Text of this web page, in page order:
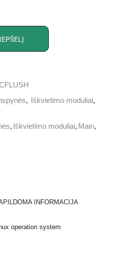
, Iškvietimo moduliai,
, Iškvietimo moduliai, Main,
INFORMACIJA
operation system